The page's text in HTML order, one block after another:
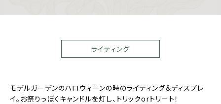
ライティング
モデルガーデンのハロウィーンの時のライティング＆ディスプレ
イ。お祭りっぽくキャンドルを灯し、トリックorトリート！